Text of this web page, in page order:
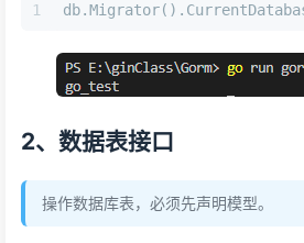
1
2、数据表接口
操作数据库表，必须先声明模型。